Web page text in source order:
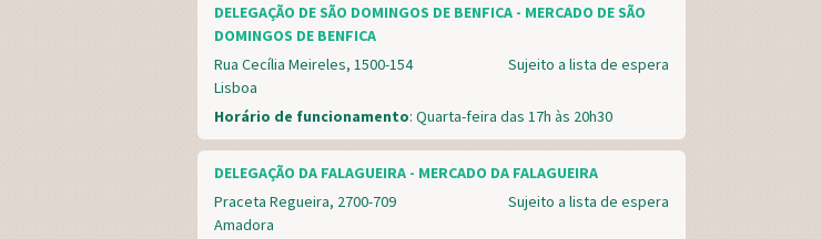
DELEGAÇÃO DE SÃO DOMINGOS DE BENFICA - MERCADO DE SÃO
DOMINGOS DE BENFICA
Rua Cecília Meireles, 1500-154
Lisboa
Sujeito a lista de espera
Horário de funcionamento: Quarta-feira das 17h às 20h30
DELEGAÇÃO DA FALAGUEIRA - MERCADO DA FALAGUEIRA
Praceta Regueira, 2700-709
Amadora
Sujeito a lista de espera